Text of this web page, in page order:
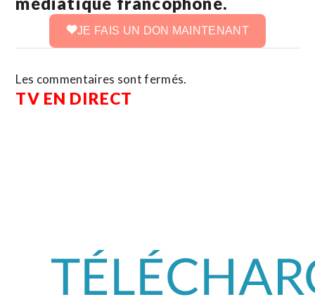
JE FAIS UN DON MAINTENANT
Les commentaires sont fermés.
TV EN DIRECT